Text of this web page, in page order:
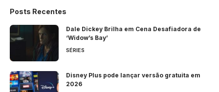
Posts Recentes
Dale Dickey Brilha em Cena Desafiadora de
‘Widow’s Bay’
SÉRIES
Disney Plus pode lançar versão gratuita em
2026